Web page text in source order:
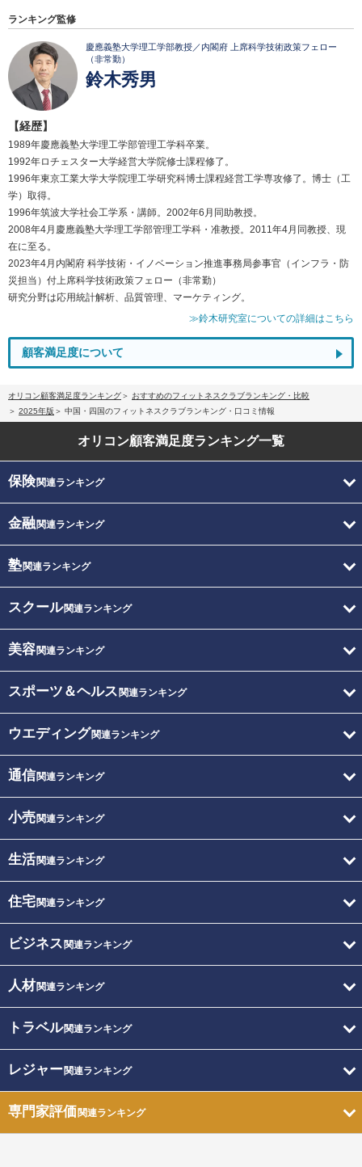
ランキング監修
慶應義塾大学理工学部教授／内閣府 上席科学技術政策フェロー
（非常勤）
鈴木秀男
【経歴】
1989年慶應義塾大学理工学部管理工学科卒業。
1992年ロチェスター大学経営大学院修士課程修了。
1996年東京工業大学大学院理工学研究科博士課程経営工学専攻修了。博士（工
学）取得。
1996年筑波大学社会工学系・講師。2002年6月同助教授。
2008年4月慶應義塾大学理工学部管理工学科・准教授。2011年4月同教授、現
在に至る。
2023年4月内閣府 科学技術・イノベーション推進事務局参事官（インフラ・防
災担当）付上席科学技術政策フェロー（非常勤）
研究分野は応用統計解析、品質管理、マーケティング。
≫鈴木研究室についての詳細はこちら
顧客満足度について
オリコン顧客満足度ランキング
おすすめのフィットネスクラブランキング・比較
2025年版
中国・四国のフィットネスクラブランキング・口コミ情報
オリコン顧客満足度ランキング一覧
保険関連ランキング
金融関連ランキング
塾関連ランキング
スクール関連ランキング
美容関連ランキング
スポーツ＆ヘルス 関連ランキング
ウエディング関連ランキング
通信関連ランキング
小売関連ランキング
生活関連ランキング
住宅関連ランキング
ビジネス 関連ランキング
人材関連ランキング
トラベル関連ランキング
レジャー関連ランキング
専門家評価関連ランキング